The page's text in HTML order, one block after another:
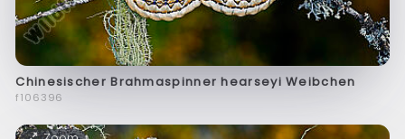
Chinesischer Brahmaspinner hearseyi Weibchen
f106396